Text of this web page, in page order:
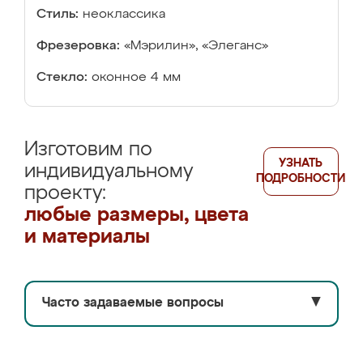
Стиль: неоклассика
Фрезеровка: «Мэрилин», «Элеганс»
Стекло: оконное 4 мм
Изготовим по
индивидуальному
проекту:
любые размеры, цвета
и материалы
УЗНАТЬ
ПОДРОБНОСТИ
Часто задаваемые вопросы ▼